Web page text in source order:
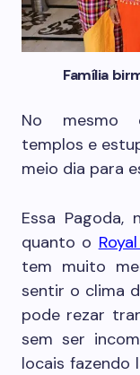
Família
No mesmo
templos e
meio dia para
Essa
quanto o
tem muito
sentir o clima
pode rezar
sem ser
locais fazendo